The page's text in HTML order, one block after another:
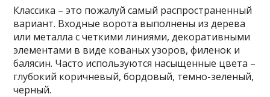
Классика – это пожалуй самый распространенный
вариант. Входные ворота выполнены из дерева
или металла с четкими линиями, декоративными
элементами в виде кованых узоров, филенок и
балясин. Часто используются насыщенные цвета –
глубокий коричневый, бордовый, темно-зеленый,
черный.